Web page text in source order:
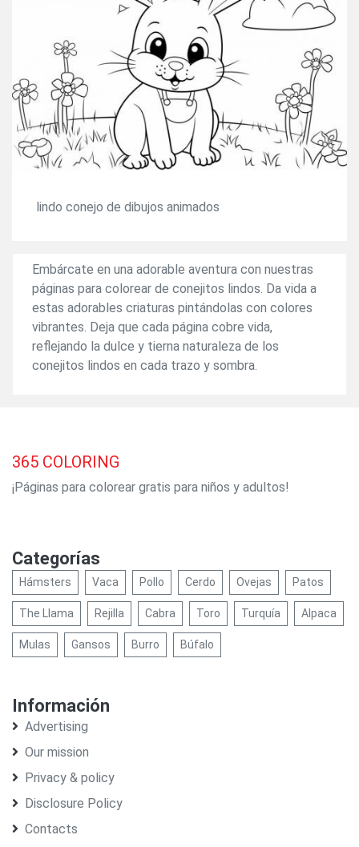
lindo conejo de dibujos animados
Embárcate en una adorable aventura con nuestras
páginas para colorear de conejitos lindos. Da vida a
estas adorables criaturas pintándolas con colores
vibrantes. Deja que cada página cobre vida,
reflejando la dulce y tierna naturaleza de los
conejitos lindos en cada trazo y sombra.
365 COLORING
¡Páginas para colorear gratis para niños y adultos!
Categorías
Hámsters Vaca Pollo Cerdo Ovejas Patos
The Llama Rejilla Cabra Toro Turquía Alpaca
Mulas Gansos Burro Búfalo
Información
Advertising
Our mission
Privacy & policy
Disclosure Policy
Contacts